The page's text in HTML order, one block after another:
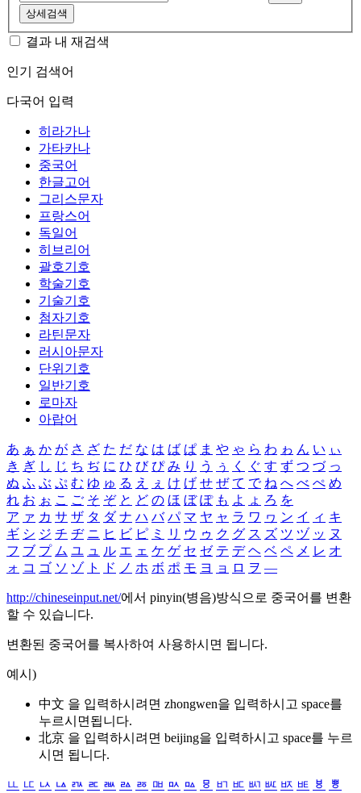
상세검색
결과 내 재검색
인기 검색어
다국어 입력
히라가나
가타카나
중국어
한글고어
그리스문자
프랑스어
독일어
히브리어
괄호기호
학술기호
기술기호
첨자기호
라틴문자
러시아문자
단위기호
일반기호
로마자
아랍어
あ ぁ か が さ ざ た だ な は ば ぱ ま や ゃ ら わ ゎ ん い ぃ
き ぎ し じ ち ぢ に ひ び ぴ み り う ぅ く ぐ す ず つ づ っ
ぬ ふ ぶ ぷ む ゆ ゅ る え ぇ け げ せ ぜ て で ね へ べ ぺ め
れ お ぉ こ ご そ ぞ と ど の ほ ぼ ぽ も よ ょ ろ を
ア ァ カ サ ザ タ ダ ナ ハ バ パ マ ヤ ャ ラ ワ ヮ ン イ ィ キ
ギ シ ジ チ ヂ ニ ヒ ビ ピ ミ リ ウ ゥ ク グ ス ズ ツ ヅ ッ ヌ
フ ブ プ ム ユ ュ ル エ ェ ケ ゲ セ ゼ テ デ ヘ ベ ペ メ レ オ
ォ コ ゴ ソ ゾ ト ド ノ ホ ボ ポ モ ヨ ョ ロ ヲ ―
http://chineseinput.net/에서 pinyin(병음)방식으로 중국어를 변환
할 수 있습니다.
변환된 중국어를 복사하여 사용하시면 됩니다.
예시)
中文 을 입력하시려면 zhongwen을 입력하시고 space를
누르시면됩니다.
北京 을 입력하시려면 beijing을 입력하시고 space를 누르
시면 됩니다.
ㅥ ㅦ ㅧ ㅨ ㅩ ㅪ ㅫ ㅬ ㅭ ㅮ ㅯ ㅰ ㅱ ㅲ ㅳ ㅴ ㅵ ㅶ ㅷ ㅸ
ㅹ